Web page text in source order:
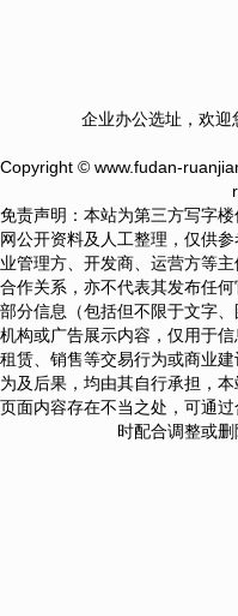
企业办公选址，欢迎
Copyright © www.fudan-
免责声明：本站为第三方写字
网公开资料及人工整理，仅供
业管理方、开发商、运营方等
合作关系，亦不代表其发布任
部分信息（包括但不限于文字
机构或广告展示内容，仅用于
租赁、销售等交易行为或商业
为及后果，均由其自行承担，
页面内容存在不当之处，可通
时配合调整或删